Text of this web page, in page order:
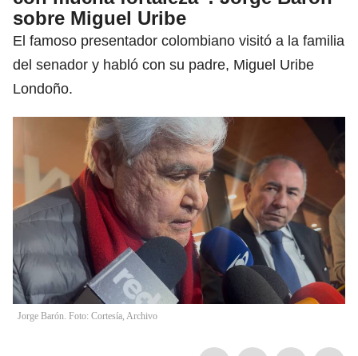
sobre Miguel Uribe
El famoso presentador colombiano visitó a la familia
del senador y habló con su padre, Miguel Uribe
Londoño.
Jorge Barón. Foto: Cortesía, Archivo